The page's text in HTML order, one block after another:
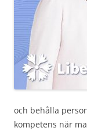
och behålla
kompetens när